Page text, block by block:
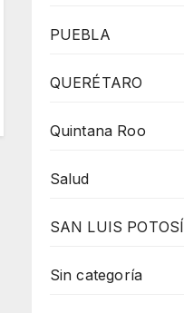
PUEBLA
QUERÉTARO
Quintana Roo
Salud
SAN LUIS POTOSÍ
Sin categoría